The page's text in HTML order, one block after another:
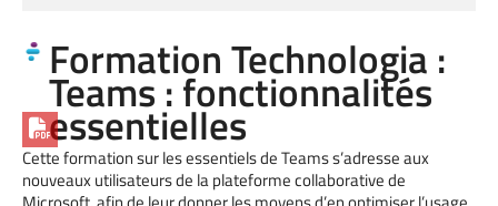
Formation Technologia :
Teams : fonctionnalités
essentielles
Cette formation sur les essentiels de Teams s’adresse aux
nouveaux utilisateurs de la plateforme collaborative de